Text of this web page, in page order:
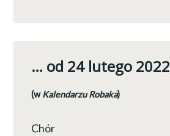
… od 24 lutego 2022
(wKalendarzu Robaka)
Chór